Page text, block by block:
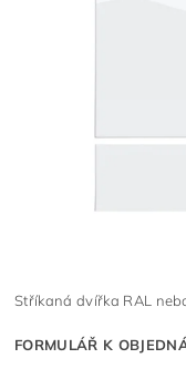
Stříkaná dvířka RAL
FORMULÁŘ K